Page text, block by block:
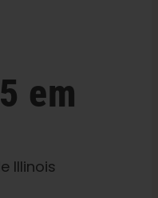
em
Illinois